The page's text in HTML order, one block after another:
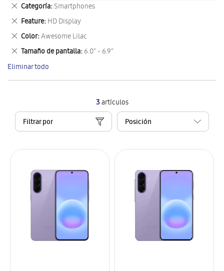
3artículos
Filtrar por
Categoría Smartphones
Eliminar
este
artículo
Feature HD Display
Eliminar
este
artículo
Color Awesome Lilac
Eliminar
este
artículo
Tamaño de pantalla 6.0" - 6.9"
Eliminar
este
artículo
Eliminar todo